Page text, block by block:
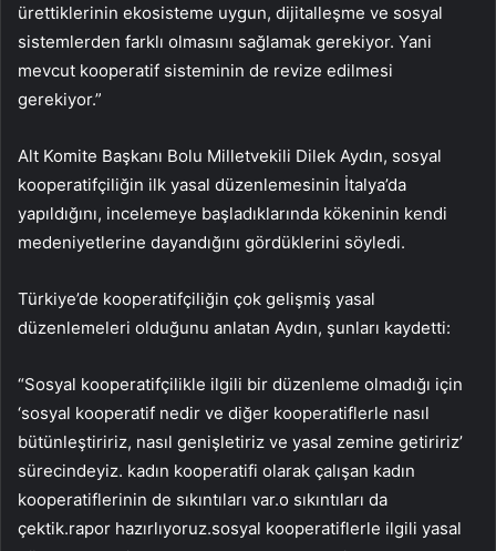
ürettiklerinin ekosisteme uygun, dijitalleşme ve sosyal
sistemlerden farklı olmasını sağlamak gerekiyor. Yani
mevcut kooperatif sisteminin de revize edilmesi
gerekiyor.”
Alt Komite Başkanı Bolu Milletvekili Dilek Aydın, sosyal
kooperatifçiliğin ilk yasal düzenlemesinin İtalya’da
yapıldığını, incelemeye başladıklarında kökeninin kendi
medeniyetlerine dayandığını gördüklerini söyledi.
Türkiye’de kooperatifçiliğin çok gelişmiş yasal
düzenlemeleri olduğunu anlatan Aydın, şunları kaydetti:
“Sosyal kooperatifçilikle ilgili bir düzenleme olmadığı için
‘sosyal kooperatif nedir ve diğer kooperatiflerle nasıl
bütünleştiririz, nasıl genişletiriz ve yasal zemine getiririz’
sürecindeyiz. kadın kooperatifi olarak çalışan kadın
kooperatiflerinin de sıkıntıları var.o sıkıntıları da
çektik.rapor hazırlıyoruz.sosyal kooperatiflerle ilgili yasal